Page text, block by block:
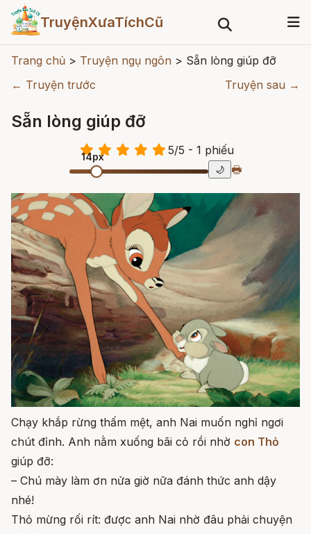
TruyệnXưaTíchCũ
Trang chủ > Truyện ngụ ngôn > Sẵn lòng giúp đỡ
← Truyện trước
Truyện sau →
Sẵn lòng giúp đỡ
5/5 - 1 phiếu
14px
🌙 🖶
Chạy khắp rừng thấm mệt, anh Nai muốn nghỉ ngơi
chút đỉnh. Anh nằm xuống bãi cỏ rồi nhờ con Thỏ
giúp đỡ:
– Chú mày làm ơn nửa giờ nữa đánh thức anh dậy
nhé!
Thỏ mừng rối rít: được anh Nai nhờ đâu phải chuyện